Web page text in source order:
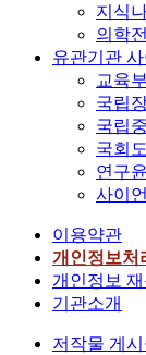
지식
의학
유관기관
교육
국립
국립
국회
연구
사이
이용약관
개인정보처
개인정보 재
기관소개
저작물 게